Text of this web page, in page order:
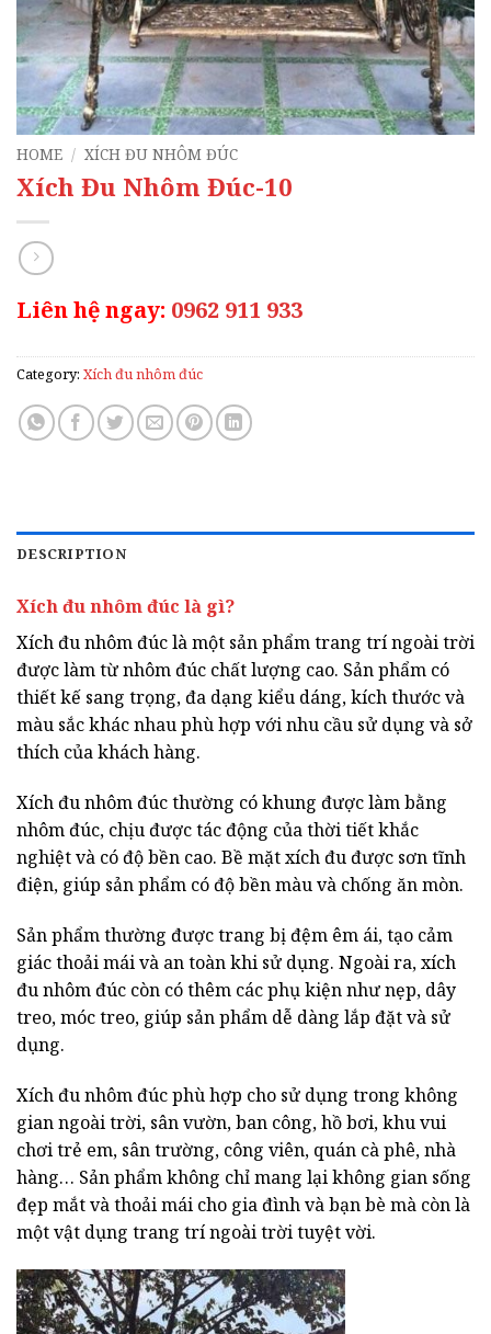
HOME / XÍCH ĐU NHÔM ĐÚC
Xích Đu Nhôm Đúc-10
Liên hệ ngay: 0962 911 933
Category: Xích đu nhôm đúc
DESCRIPTION
Xích đu nhôm đúc là gì?
Xích đu nhôm đúc là một sản phẩm trang trí ngoài trời
được làm từ nhôm đúc chất lượng cao. Sản phẩm có
thiết kế sang trọng, đa dạng kiểu dáng, kích thước và
màu sắc khác nhau phù hợp với nhu cầu sử dụng và sở
thích của khách hàng.
Xích đu nhôm đúc thường có khung được làm bằng
nhôm đúc, chịu được tác động của thời tiết khắc
nghiệt và có độ bền cao. Bề mặt xích đu được sơn tĩnh
điện, giúp sản phẩm có độ bền màu và chống ăn mòn.
Sản phẩm thường được trang bị đệm êm ái, tạo cảm
giác thoải mái và an toàn khi sử dụng. Ngoài ra, xích
đu nhôm đúc còn có thêm các phụ kiện như nẹp, dây
treo, móc treo, giúp sản phẩm dễ dàng lắp đặt và sử
dụng.
Xích đu nhôm đúc phù hợp cho sử dụng trong không
gian ngoài trời, sân vườn, ban công, hồ bơi, khu vui
chơi trẻ em, sân trường, công viên, quán cà phê, nhà
hàng… Sản phẩm không chỉ mang lại không gian sống
đẹp mắt và thoải mái cho gia đình và bạn bè mà còn là
một vật dụng trang trí ngoài trời tuyệt vời.